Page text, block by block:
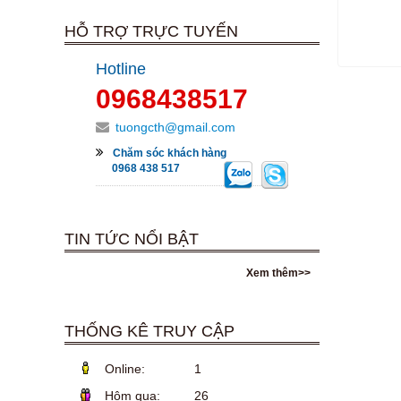
HỖ TRỢ TRỰC TUYẾN
Hotline
0968438517
tuongcth@gmail.com
Chăm sóc khách hàng
0968 438 517
TIN TỨC NỔI BẬT
Xem thêm>>
THỐNG KÊ TRUY CẬP
Online:
1
Hôm qua:
26